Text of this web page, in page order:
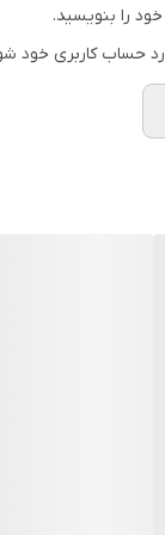
را بنویسید.
حساب کاربری خود